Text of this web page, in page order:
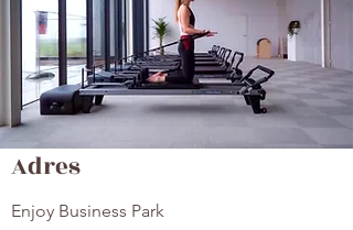
Adres
Enjoy Business Park